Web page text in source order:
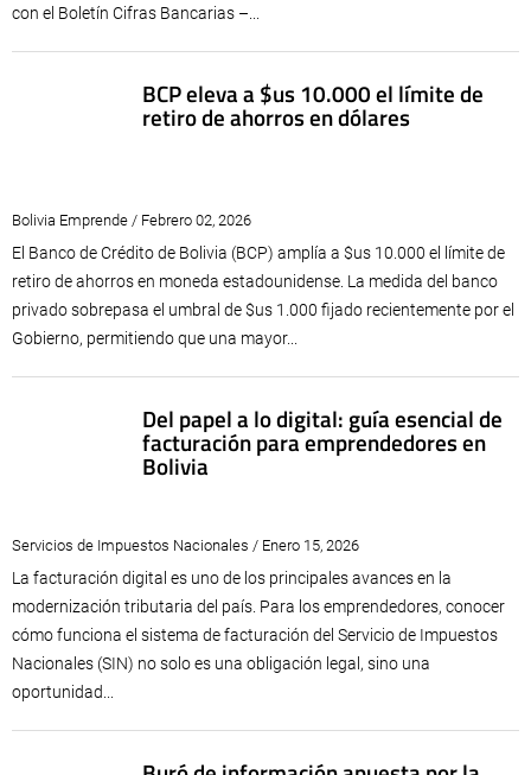
con el Boletín Cifras Bancarias –...
BCP eleva a $us 10.000 el límite de
retiro de ahorros en dólares
Bolivia Emprende / Febrero 02, 2026
El Banco de Crédito de Bolivia (BCP) amplía a $us 10.000 el límite de
retiro de ahorros en moneda estadounidense. La medida del banco
privado sobrepasa el umbral de $us 1.000 fijado recientemente por el
Gobierno, permitiendo que una mayor...
Del papel a lo digital: guía esencial de
facturación para emprendedores en
Bolivia
Servicios de Impuestos Nacionales / Enero 15, 2026
La facturación digital es uno de los principales avances en la
modernización tributaria del país. Para los emprendedores, conocer
cómo funciona el sistema de facturación del Servicio de Impuestos
Nacionales (SIN) no solo es una obligación legal, sino una
oportunidad...